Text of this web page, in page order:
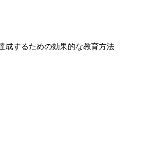
成するための効果的な教育方法